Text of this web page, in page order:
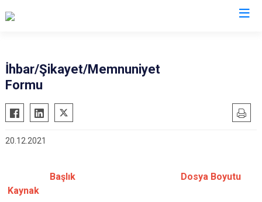
İhbar/Şikayet/Memnuniyet
Formu
20.12.2021
Başlık Dosya Boyutu
Kaynak